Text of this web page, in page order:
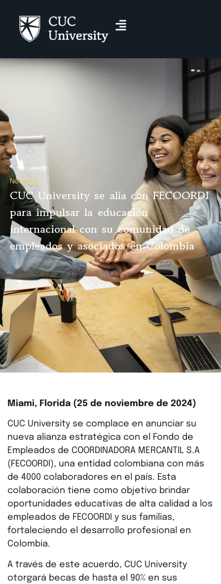
Noticias
CUC University se alía con FECOORDI
para impulsar la educación
internacional con su comunidad de
empleados y asociados en Colombia
Miami, Florida (25 de noviembre de 2024)
CUC University se complace en anunciar su
nueva alianza estratégica con el Fondo de
Empleados de COORDINADORA MERCANTIL S.A
(FECOORDI), una entidad colombiana con más
de 4000 colaboradores en el país. Esta
colaboración tiene como objetivo brindar
oportunidades educativas de alta calidad a los
empleados de FECOORDI y sus familias,
fortaleciendo el desarrollo profesional en
Colombia.
A través de este acuerdo, CUC University
otorgará becas de hasta el 90% en sus